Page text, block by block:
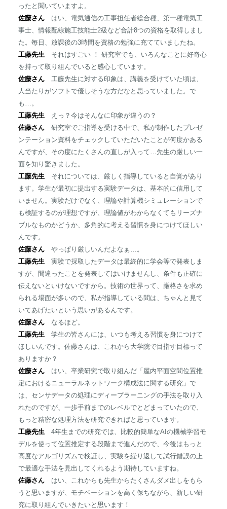
ったと聞いていますよ。
佐藤さんはい、電気通信の工事担任者総合種、第一種電気工
事士、情報配線施工技能士2級など合計8つの資格を取得しまし
た。毎日、放課後の3時間を資格の勉強に充てていましたね。
工藤先生それはすごい ！ 研究室でも、いろんなことに好奇心
を持って取り組んでいると感心しています。
佐藤さん工藤先生に対する印象は、講義を受けていた頃は、
人当たりがソフトで優しそうな方だなと思っていました。で
も…。
工藤先生えっ？今はそんなに印象が違うの？
佐藤さん研究室でご指導を受ける中で、私が制作したプレゼ
ンテーション資料をチェックしていただいたことが何度かある
んですが、その度にたくさんの直しが入って…先生の厳しい一
面を知り驚きました。
工藤先生それについては、厳しく指導していると自覚があり
ます。学生が最初に提出する実験データは、基本的に信用して
いません。実験だけでなく、理論や計算機シミュレーションで
も検証するのが理想ですが、理論値がわからなくてもリーズナ
ブルなものかどうか、多角的に考える習慣を身につけてほしい
んです。
佐藤さんやっぱり厳しいんだよなぁ…。
工藤先生実験で採取したデータは最終的に学会等で発表しま
すが、間違ったことを発表してはいけませんし、条件も正確に
伝えないといけないですから。技術の世界って、厳格さを求め
られる場面が多いので、私が指導している間は、ちゃんと見て
いてあげたいという思いがあるんです。
佐藤さんなるほど。
工藤先生学生の皆さんには、いつも考える習慣を身につけて
ほしいんです。佐藤さんは、これから大学院で目指す目標って
ありますか？
佐藤さんはい、卒業研究で取り組んだ「屋内平面空間位置推
定におけるニューラルネットワーク構成法に関する研究」で
は、センサデータの処理にディープラーニングの手法を取り入
れたのですが、一歩手前までのレベルでとどまっていたので、
もっと精密な処理方法を研究できればと思っています。
工藤先生4年生までの研究では、比較的簡単なAIの機械学習モ
デルを使って位置推定する段階まで進んだので、今後はもっと
高度なアルゴリズムで検証し、実験を繰り返して試行錯誤の上
で最適な手法を見出してくれるよう期待していますね。
佐藤さんはい、これからも先生からたくさんダメ出しをもら
うと思いますが、モチベーションを高く保ちながら、新しい研
究に取り組んでいきたいと思います！